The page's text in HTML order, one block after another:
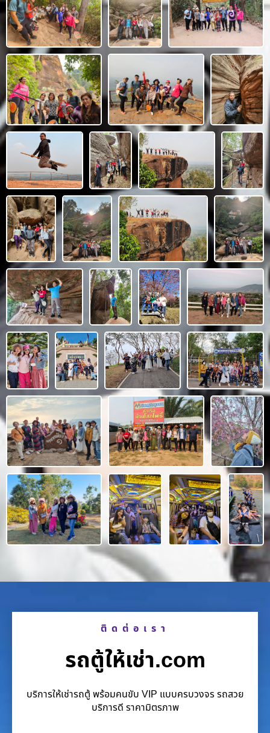
ติดต่อเรา
รถตู้ให้เช่า.com
บริการให้เช่ารถตู้ พร้อมคนขับ VIP แบบครบวงจร รถสวย
บริการดี ราคามิตรภาพ